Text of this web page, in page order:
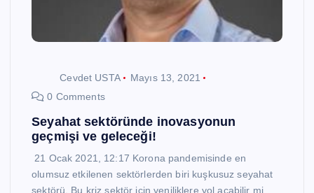
Cevdet USTA
Mayıs 13, 2021
0 Comments
Seyahat sektöründe inovasyonun
geçmişi ve geleceği!
21 Ocak 2021, 12:17 Korona pandemisinde en
olumsuz etkilenen sektörlerden biri kuşkusuz seyahat
sektörü. Bu kriz sektör için yeniliklere yol açabilir mi